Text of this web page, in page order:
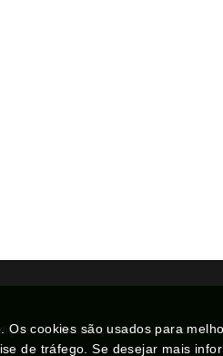
Declaração de Privacidade
cookies são usados para
de tráfego. Se desejar mais